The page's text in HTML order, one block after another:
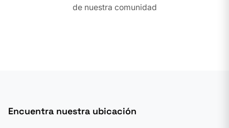
de nuestra comunidad
Encuentra nuestra ubicación